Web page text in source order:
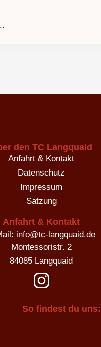
den TC Langquaid
Anfahrt & Kontakt
Datenschutz
Impressum
Satzung
Anfahrt & Kontakt
info@tc-langquaid.de
Montessoristr. 2
84085 Langquaid
So findest du uns: